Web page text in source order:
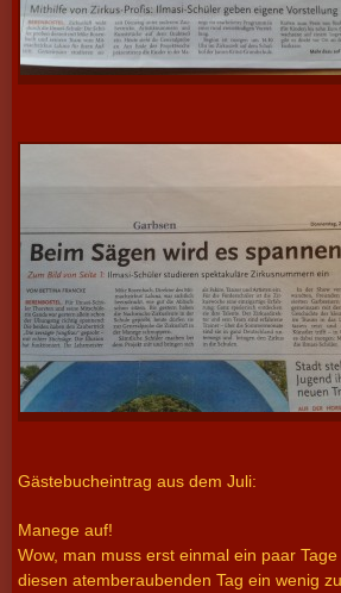
Gästebucheintrag aus dem Juli:
Manege auf!
Wow, man muss erst einmal ein paar
diesen atemberaubenden Tag ein wenig